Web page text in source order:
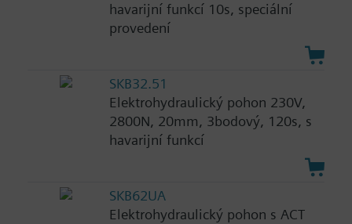
havarijní funkcí 10s, speciální
provedení
SKB32.51
Elektrohydraulický pohon 230V,
2800N, 20mm, 3bodový, 120s, s
havarijní funkcí
SKB62UA
Elektrohydraulický pohon s ACT